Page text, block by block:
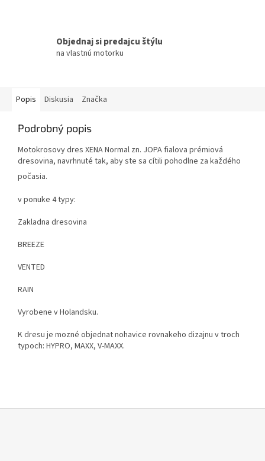
Objednaj si predajcu štýlu
na vlastnú motorku
Popis Diskusia Značka
Podrobný popis
Motokrosovy dres XENA Normal zn. JOPA fialova prémiová
dresovina, navrhnuté tak, aby ste sa cítili pohodlne za každého
počasia.
v ponuke 4 typy:
Zakladna dresovina
BREEZE
VENTED
RAIN
Vyrobene v Holandsku.
K dresu je mozné objednat nohavice rovnakeho dizajnu v troch
typoch: HYPRO, MAXX, V-MAXX.